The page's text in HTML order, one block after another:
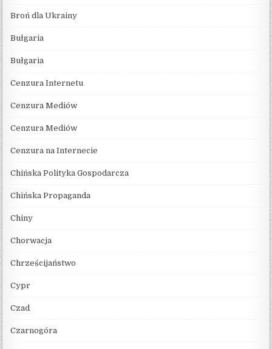
Broń dla Ukrainy
Bułgaria
Bułgaria
Cenzura Internetu
Cenzura Mediów
Cenzura Mediów
Cenzura na Internecie
Chińska Polityka Gospodarcza
Chińska Propaganda
Chiny
Chorwacja
Chrześcijaństwo
Cypr
Czad
Czarnogóra